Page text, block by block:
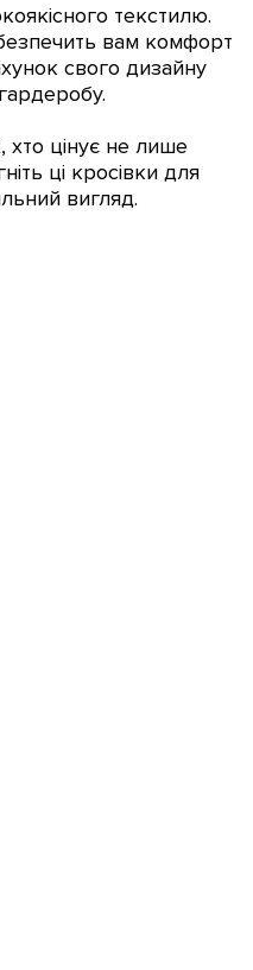
текстилю.
вам комфорт
свого дизайну
хто цінує не лише
ці кросівки для
вигляд.